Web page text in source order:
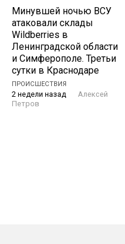
Минувшей ночью ВСУ
атаковали склады
Wildberries в
Ленинградской области
и Симферополе. Третьи
сутки в Краснодаре
ПРОИСШЕСТВИЯ
2 недели назад
Алексей
Петров